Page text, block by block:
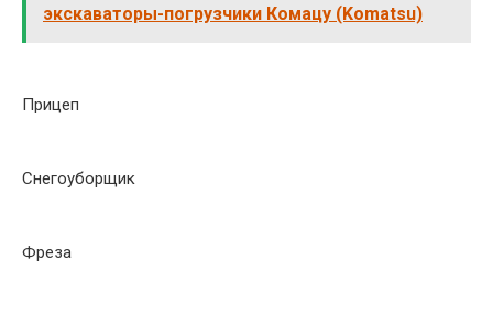
экскаваторы-погрузчики Комацу (Komatsu)
Прицеп
Снегоуборщик
Фреза